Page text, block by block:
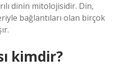
dinin mitolojisidir. Din,
bağlantıları olan birçok
kimdir?